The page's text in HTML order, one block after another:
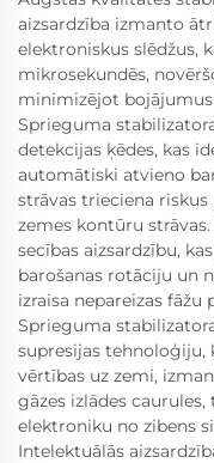
aizsardzība izmanto
elektroniskus slēdžus,
mikrosekundēs,
minimizējot
Sprieguma
detekcijas ķēdes, kas
automātiski atvieno
strāvas trieciena
zemes kontūru
secības aizsardzību,
barošanas rotāciju un
izraisa nepareizas fāžu
Sprieguma
supresijas tehnoloģiju,
vērtības uz zemi,
gāzes izlādes
elektroniku no zibens
Intelektuālās